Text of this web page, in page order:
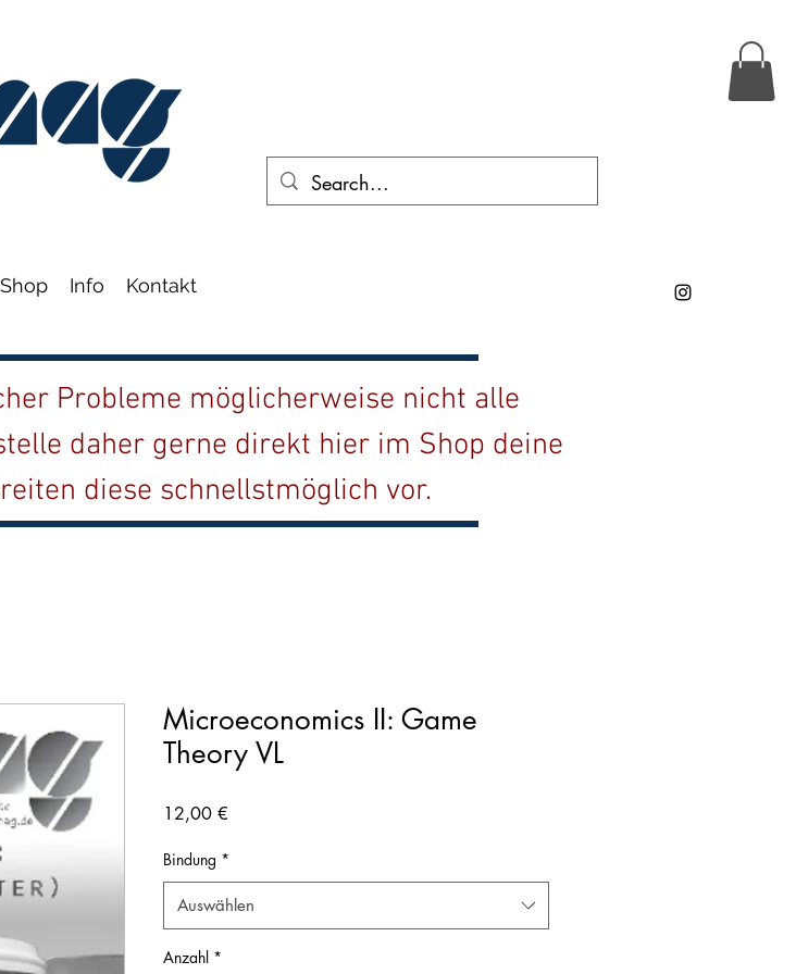
Shop Info Kontakt
Probleme möglicherweise nicht alle
daher gerne direkt hier im Shop deine
diese schnellstmöglich vor.
Microeconomics II: Game
Theory VL
12,00 €
Bindung *
Auswählen
Anzahl *